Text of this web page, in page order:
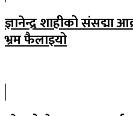
ज्ञानेन्द्र शाहीको संसद्मा
भ्रम फैलाइयो